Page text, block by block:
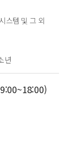
스템 및 그 외
년